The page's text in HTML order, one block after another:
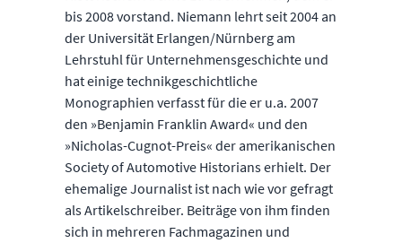
bis 2008 vorstand. Niemann lehrt seit 2004 an
der Universität Erlangen/Nürnberg am
Lehrstuhl für Unternehmensgeschichte und
hat einige technikgeschichtliche
Monographien verfasst für die er u.a. 2007
den »Benjamin Franklin Award« und den
»Nicholas-Cugnot-Preis« der amerikanischen
Society of Automotive Historians erhielt. Der
ehemalige Journalist ist nach wie vor gefragt
als Artikelschreiber. Beiträge von ihm finden
sich in mehreren Fachmagazinen und